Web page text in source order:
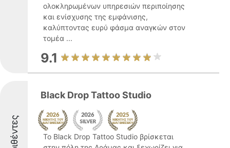
ολοκληρωμένων υπηρεσιών περιποίησης
και ενίσχυσης της εμφάνισης,
καλύπτοντας ευρύ φάσμα αναγκών στον
τομέα ...
9.1
Black Drop Tattoo Studio
Το Black Drop Tattoo Studio βρίσκεται